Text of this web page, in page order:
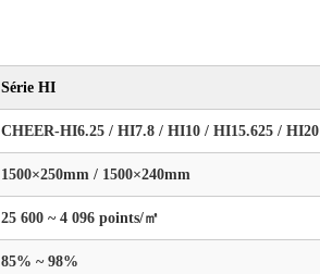
Série HI
CHEER-HI6.25 / HI7.8 / HI10 / HI15.625 / HI20
1500×250mm / 1500×240mm
25 600 ~ 4 096 points/㎡
85% ~ 98%